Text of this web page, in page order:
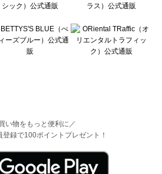
い物をもっと便利に／
登録で100ポイントプレゼント！